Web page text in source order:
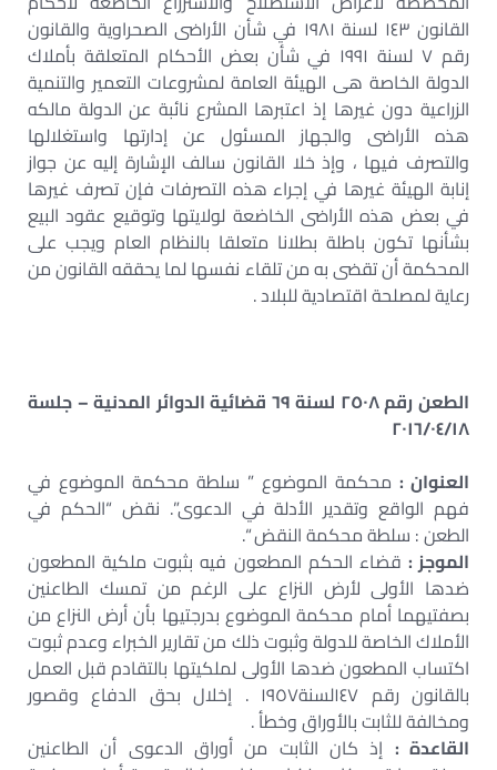
القانون ١٤٣ لسنة ١٩٨١ في شأن الأراضى الصحراوية والقانون
رقم ٧ لسنة ١٩٩١ في شأن بعض الأحكام المتعلقة بأملاك
الدولة الخاصة هى الهيئة العامة لمشروعات التعمير والتنمية
الزراعية دون غيرها إذ اعتبرها المشرع نائبة عن الدولة مالكه
هذه الأراضى والجهاز المسئول عن إدارتها واستغلالها
والتصرف فيها ، وإذ خلا القانون سالف الإشارة إليه عن جواز
إنابة الهيئة غيرها في إجراء هذه التصرفات فإن تصرف غيرها
في بعض هذه الأراضى الخاضعة لولايتها وتوقيع عقود البيع
بشأنها تكون باطلة بطلانا متعلقا بالنظام العام ويجب على
المحكمة أن تقضى به من تلقاء نفسها لما يحققه القانون من
رعاية لمصلحة اقتصادية للبلاد .
الطعن رقم ٢٥٠٨ لسنة ٦٩ قضائية الدوائر المدنية – جلسة
٢٠١٦/٠٤/١٨
العنوان : محكمة الموضوع ” سلطة محكمة الموضوع في
فهم الواقع وتقدير الأدلة في الدعوى”. نقض “الحكم في
الطعن : سلطة محكمة النقض “.
الموجز : قضاء الحكم المطعون فيه بثبوت ملكية المطعون
ضدها الأولى لأرض النزاع على الرغم من تمسك الطاعنين
بصفتيهما أمام محكمة الموضوع بدرجتيها بأن أرض النزاع من
الأملاك الخاصة للدولة وثبوت ذلك من تقارير الخبراء وعدم ثبوت
اكتساب المطعون ضدها الأولى لملكيتها بالتقادم قبل العمل
بالقانون رقم ١٤٧لسنة١٩٥٧ . إخلال بحق الدفاع وقصور
ومخالفة للثابت بالأوراق وخطأ .
القاعدة : إذ كان الثابت من أوراق الدعوى أن الطاعنين